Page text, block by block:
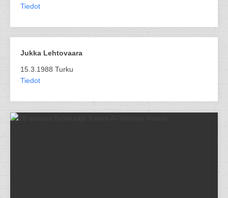
Tiedot
Jukka Lehtovaara
15.3.1988 Turku
Tiedot